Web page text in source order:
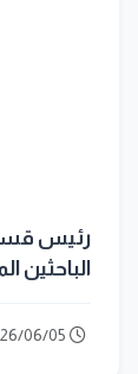
رئيس
الباحثين